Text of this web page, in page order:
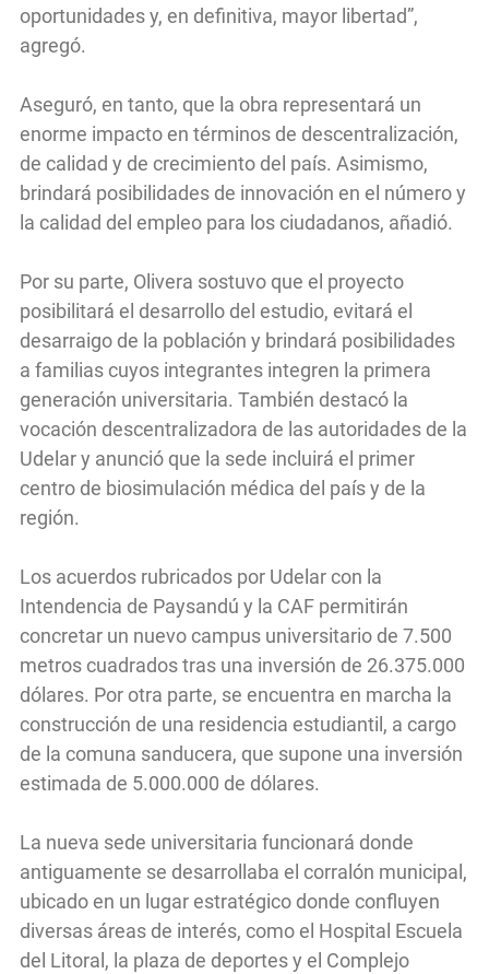
oportunidades y, en definitiva, mayor libertad”,
agregó.
Aseguró, en tanto, que la obra representará un
enorme impacto en términos de descentralización,
de calidad y de crecimiento del país. Asimismo,
brindará posibilidades de innovación en el número y
la calidad del empleo para los ciudadanos, añadió.
Por su parte, Olivera sostuvo que el proyecto
posibilitará el desarrollo del estudio, evitará el
desarraigo de la población y brindará posibilidades
a familias cuyos integrantes integren la primera
generación universitaria. También destacó la
vocación descentralizadora de las autoridades de la
Udelar y anunció que la sede incluirá el primer
centro de biosimulación médica del país y de la
región.
Los acuerdos rubricados por Udelar con la
Intendencia de Paysandú y la CAF permitirán
concretar un nuevo campus universitario de 7.500
metros cuadrados tras una inversión de 26.375.000
dólares. Por otra parte, se encuentra en marcha la
construcción de una residencia estudiantil, a cargo
de la comuna sanducera, que supone una inversión
estimada de 5.000.000 de dólares.
La nueva sede universitaria funcionará donde
antiguamente se desarrollaba el corralón municipal,
ubicado en un lugar estratégico donde confluyen
diversas áreas de interés, como el Hospital Escuela
del Litoral, la plaza de deportes y el Complejo